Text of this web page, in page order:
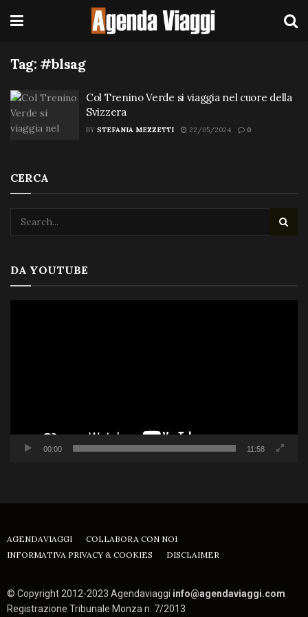
Tag: #blsag
Col Trenino Verde si viaggia nel cuore della
Svizzera
BY STEFANIA MEZZETTI 22/05/2024 0
CERCA
DA YOUTUBE
00:00 11:58
AGENDAVIAGGI
COLLABORA CON NOI
INFORMATIVA PRIVACY & COOKIES
DISCLAIMER
© Copyright 2012-2023 Agendaviaggi info@agendaviaggi.com
Registrazione Tribunale Monza n. 7/2013